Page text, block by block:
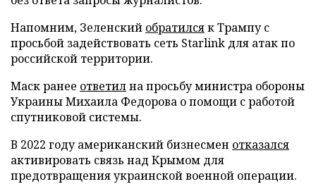
Напомним, Зеленский обратилсяк Трампу с
просьбой задействовать сеть Starlink для атак по
российской территории.
Маск ранее ответилна просьбу министра обороны
Украины Михаила Федорова о помощи с работой
спутниковой системы.
В 2022 году американский бизнесмен отказался
активировать связь над Крымом для
предотвращения украинской военной операции.